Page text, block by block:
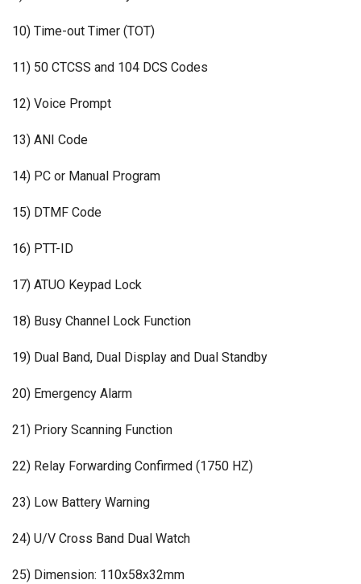
10) Time-out Timer (TOT)
11) 50 CTCSS and 104 DCS Codes
12) Voice Prompt
13) ANI Code
14) PC or Manual Program
15) DTMF Code
16) PTT-ID
17) ATUO Keypad Lock
18) Busy Channel Lock Function
19) Dual Band, Dual Display and Dual Standby
20) Emergency Alarm
21) Priory Scanning Function
22) Relay Forwarding Confirmed (1750 HZ)
23) Low Battery Warning
24) U/V Cross Band Dual Watch
25) Dimension: 110x58x32mm